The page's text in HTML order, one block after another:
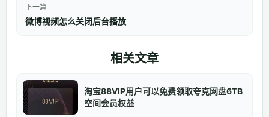
下一篇
微博视频怎么关闭后台播放
相关文章
淘宝88VIP用户可以免费领取夸克网盘6TB
空间会员权益